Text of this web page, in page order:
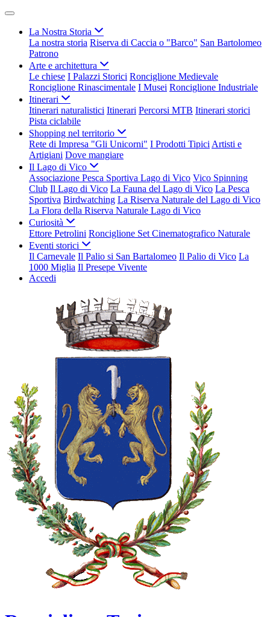
La Nostra Storia
La nostra storia Riserva di Caccia o "Barco" San Bartolomeo
Patrono
Arte e architettura
Le chiese I Palazzi Storici Ronciglione Medievale
Ronciglione Rinascimentale I Musei Ronciglione Industriale
Itinerari
Itinerari naturalistici Itinerari Percorsi MTB Itinerari storici
Pista ciclabile
Shopping nel territorio
Rete di Impresa "Gli Unicorni" I Prodotti Tipici Artisti e
Artigiani Dove mangiare
Il Lago di Vico
Associazione Pesca Sportiva Lago di Vico Vico Spinning
Club Il Lago di Vico La Fauna del Lago di Vico La Pesca
Sportiva Birdwatching La Riserva Naturale del Lago di Vico
La Flora della Riserva Naturale Lago di Vico
Curiosità
Ettore Petrolini Ronciglione Set Cinematografico Naturale
Eventi storici
Il Carnevale Il Palio si San Bartalomeo Il Palio di Vico La
1000 Miglia Il Presepe Vivente
Accedi